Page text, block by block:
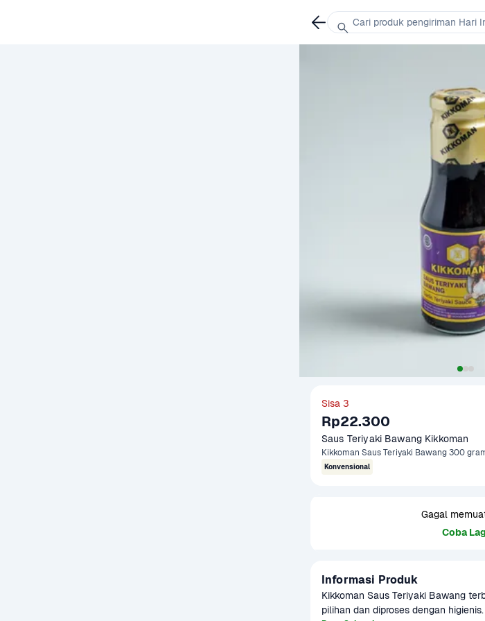
Sisa 3
Rp22.300
Saus Teriyaki Bawang Kikkoman
Kikkoman Saus Teriyaki Bawang 300
Konvensional
Gagal
Coba
Informasi Produk
Kikkoman Saus Teriyaki Bawang
pilihan dan diproses dengan
Cari produk pengiriman Hari